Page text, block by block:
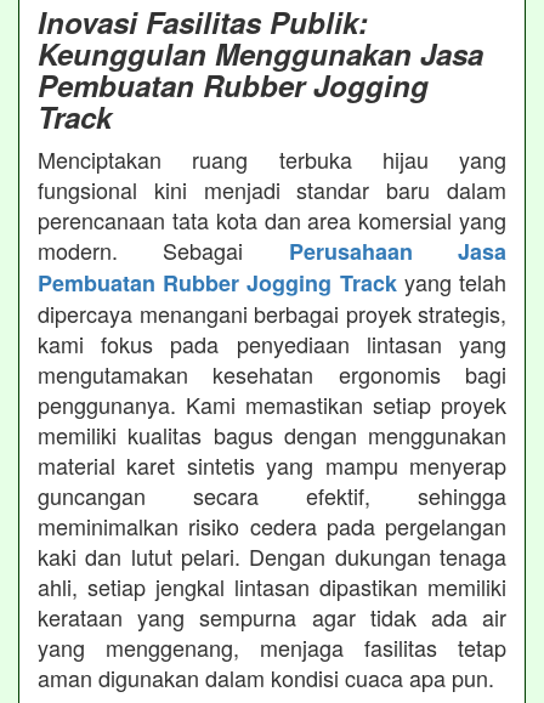
Inovasi Fasilitas Publik:
Keunggulan Menggunakan Jasa
Pembuatan Rubber Jogging
Track
Menciptakan ruang terbuka hijau yang
fungsional kini menjadi standar baru dalam
perencanaan tata kota dan area komersial yang
modern. Sebagai Perusahaan Jasa
Pembuatan Rubber Jogging Trackyang telah
dipercaya menangani berbagai proyek strategis,
kami fokus pada penyediaan lintasan yang
mengutamakan kesehatan ergonomis bagi
penggunanya. Kami memastikan setiap proyek
memiliki kualitas bagus dengan menggunakan
material karet sintetis yang mampu menyerap
guncangan secara efektif, sehingga
meminimalkan risiko cedera pada pergelangan
kaki dan lutut pelari. Dengan dukungan tenaga
ahli, setiap jengkal lintasan dipastikan memiliki
kerataan yang sempurna agar tidak ada air
yang menggenang, menjaga fasilitas tetap
aman digunakan dalam kondisi cuaca apa pun.